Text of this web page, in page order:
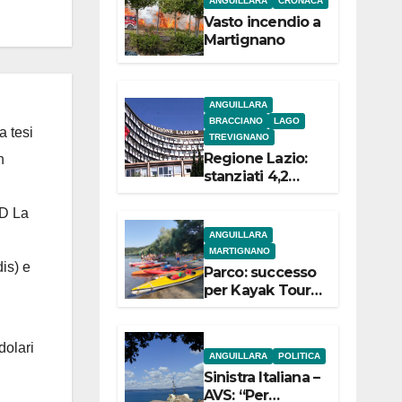
tesi
La
e
e
Vasto incendio a
Martignano
ANGUILLARA
BRACCIANO
LAGO
TREVIGNANO
Regione Lazio:
stanziati 4,2
dell’Etruria
Meridionale
ANGUILLARA
MARTIGNANO
Parco: successo
per Kayak Tour a
ANGUILLARA POLITICA
Sinistra Italiana –
AVS: “Per